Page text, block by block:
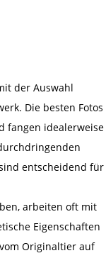
der Auswahl
Die besten Fotos
fangen idealerweise
entscheidend für
arbeiten oft mit
Eigenschaften
Originaltier auf